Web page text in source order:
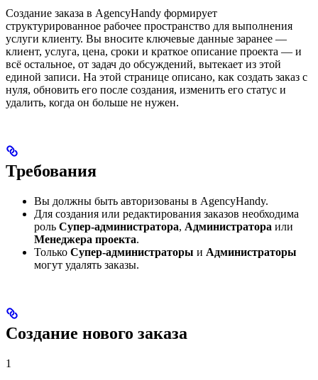
Создание заказа в AgencyHandy формирует
структурированное рабочее пространство для выполнения
услуги клиенту. Вы вносите ключевые данные заранее —
клиент, услуга, цена, сроки и краткое описание проекта — и
всё остальное, от задач до обсуждений, вытекает из этой
единой записи. На этой странице описано, как создать заказ с
нуля, обновить его после создания, изменить его статус и
удалить, когда он больше не нужен.
Требования
Вы должны быть авторизованы в AgencyHandy.
Для создания или редактирования заказов необходима
роль Супер-администратора, Администратора или
Менеджера проекта.
Только Супер-администраторы и Администраторы
могут удалять заказы.
Создание нового заказа
1